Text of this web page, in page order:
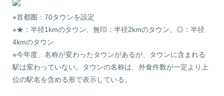
※首都圏：70タウンを設定
※★：半径1kmのタウン、無印：半径2kmのタウン、◎：半径
4kmのタウン
※今年度、名称が変わったタウンがあるが、タウンに含まれる
駅は変わっていない。タウンの名称は、外食件数が一定より上
位の駅名を含める形で表示している。